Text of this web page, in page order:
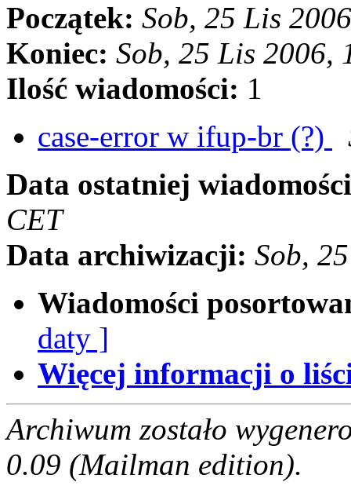
Początek: Sob, 25 Lis
Koniec: Sob, 25 Lis 2006,
Ilość wiadomości: 1
case-error w ifup-br (?)
Data ostatniej
CET
Data archiwizacji: Sob,
Wiadomości
daty ]
Więcej informacji o
Archiwum zostało
0.09 (Mailman edition).